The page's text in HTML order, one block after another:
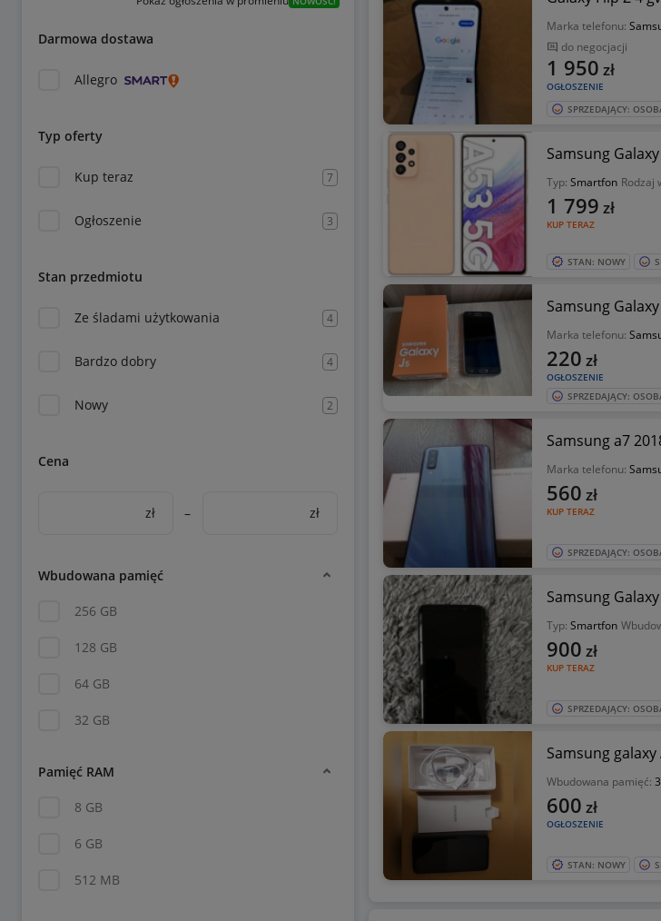
Darmowa dostawa
Allegro
Typ oferty
Kup teraz 7
Ogłoszenie 3
Stan przedmiotu
Ze śladami użytkowania 4
Bardzo dobry 4
Nowy 2
Cena
zł – zł
Wbudowana pamięć
256 GB
128 GB
64 GB
32 GB
Pamięć RAM
8 GB
6 GB
512 MB
Marka telefonu:
do negocjacji
OGŁOSZENIE
1 950 zł
SPRZEDAJĄCY:
Samsung
Typ: Smartfon Rodzaj
KUP TERAZ
1 799 zł
STAN: NOWY
Samsung
Marka telefonu:
OGŁOSZENIE
220 zł
SPRZEDAJĄCY:
Samsung a7
Marka telefonu:
KUP TERAZ
560 zł
SPRZEDAJĄCY:
Samsung
Typ: Smartfon
KUP TERAZ
900 zł
SPRZEDAJĄCY:
Samsung galaxy
Wbudowana pamięć:
OGŁOSZENIE
600 zł
STAN: NOWY